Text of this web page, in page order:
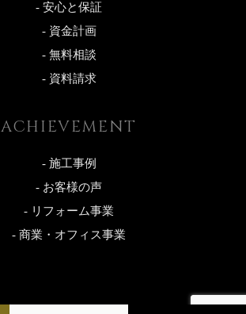
- 安心と保証
- 資金計画
- 無料相談
- 資料請求
ACHIEVEMENT
- 施工事例
- お客様の声
- リフォーム事業
- 商業・オフィス事業